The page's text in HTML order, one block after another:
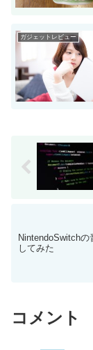
ガジェットレビュー
NintendoSwitch
してみた
コメント